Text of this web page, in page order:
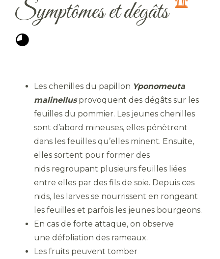
Symptômes et dégâts
Les chenilles du papillon Yponomeuta
malinellusprovoquent des dégâts sur les
feuilles du pommier. Les jeunes chenilles
sont d’abord mineuses, elles pénètrent
dans les feuilles qu’elles minent. Ensuite,
elles sortent pour former des
nids regroupant plusieurs feuilles liées
entre elles par des fils de soie. Depuis ces
nids, les larves se nourrissent en rongeant
les feuilles et parfois les jeunes bourgeons.
En cas de forte attaque, on observe
une défoliation des rameaux.
Les fruits peuvent tomber